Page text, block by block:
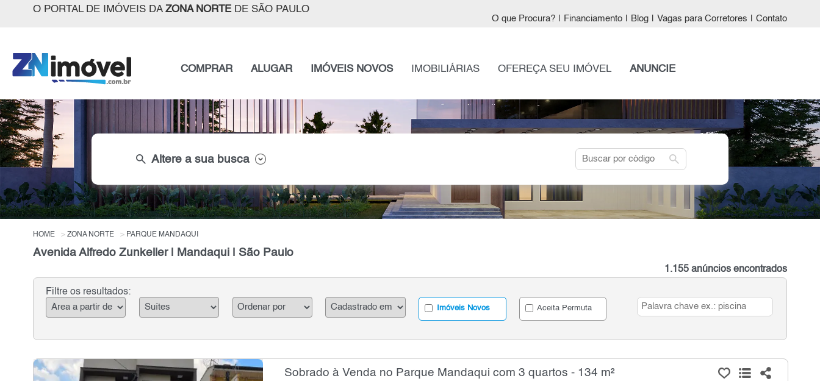
O PORTAL DE IMÓVEIS DA ZONA NORTEDE SÃO PAULO
O que Procura? Financiamento Blog Vagas para Corretores Contato
COMPRAR ALUGAR IMÓVEIS NOVOS IMOBILIÁRIAS OFEREÇA SEU IMÓVEL ANUNCIE
search Altere a sua busca search
HOME ZONA NORTE PARQUE MANDAQUI
Avenida Alfredo Zunkeller | Mandaqui | São Paulo
1.155 anúncios encontrados
Filtre os resultados:
Imóveis Novos Aceita Permuta
Sobrado à Venda no Parque Mandaqui com 3 quartos - 134 m²